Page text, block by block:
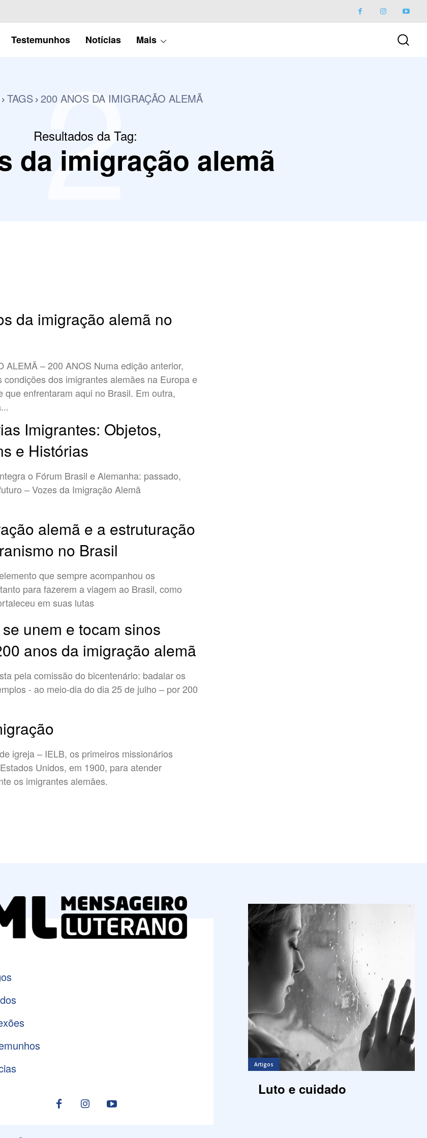
Testemunhos Notícias Mais
TAGS 200 ANOS DA IMIGRAÇÃO ALEMÃ
Resultados da Tag:
da imigração alemã
2
da imigração alemã no
– 200 ANOS Numa edição anterior,
condições dos imigrantes alemães na Europa e
que enfrentaram aqui no Brasil. Em outra,
Imigrantes: Objetos,
e Histórias
o Fórum Brasil e Alemanha: passado,
– Vozes da Imigração Alemã
alemã e a estruturação
no Brasil
que sempre acompanhou os
para fazerem a viagem ao Brasil, como
em suas lutas
unem e tocam sinos
anos da imigração alemã
pela comissão do bicentenário: badalar os
- ao meio-dia do dia 25 de julho – por 200
igreja – IELB, os primeiros missionários
Unidos, em 1900, para atender
os imigrantes alemães.
Artigos
Luto e cuidado